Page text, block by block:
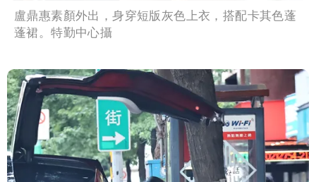
盧鼎惠素顏外出，身穿短版灰色上衣，搭配卡其色蓬
蓬裙。特勤中心攝